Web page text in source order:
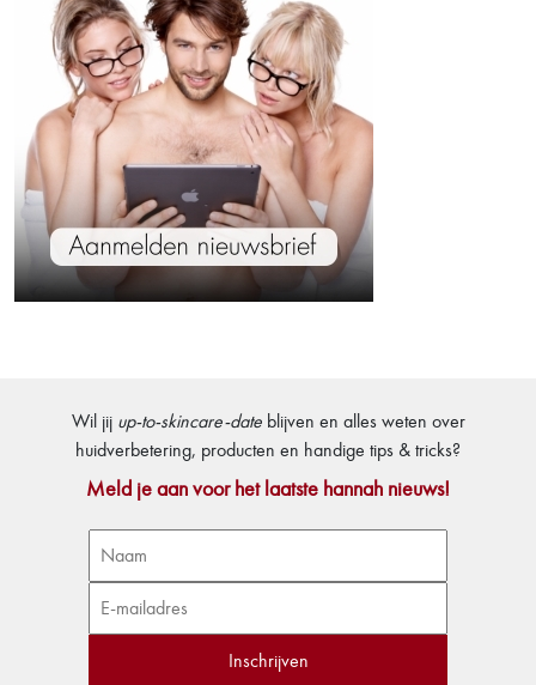
Wil jij up-to-skincare-dateblijven en alles weten over
huidverbetering, producten en handige tips & tricks?
Meld je aan voor het laatste hannah nieuws!